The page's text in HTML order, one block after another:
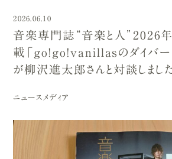
2026.06.10
音楽専門誌“音楽と人”2026
載「go!go!vanillasのダイバー
が柳沢進太郎さんと対談しまし
ニュース メディア